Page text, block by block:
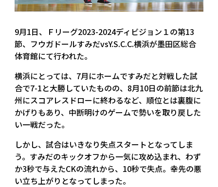
9月1日、Ｆリーグ2023-2024ディビジョン１の第13
節、フウガドールすみだvsY.S.C.C.横浜が墨田区総合
体育館にて行われた。
横浜にとっては、7月にホームですみだと対戦した試
合で7-1と大勝していたものの、8月10日の前節は北九
州にスコアレスドローに終わるなど、順位とは裏腹に
かげりもあり、中断明けのゲームで勢いを取り戻した
い一戦だった。
しかし、試合はいきなり失点スタートとなってしま
う。すみだのキックオフから一気に攻め込まれ、わず
か3秒で与えたCKの流れから、10秒で失点。幸先の悪
い立ち上がりとなってしまった。